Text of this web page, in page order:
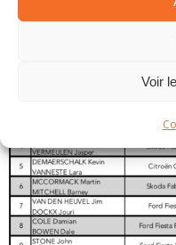
Voir